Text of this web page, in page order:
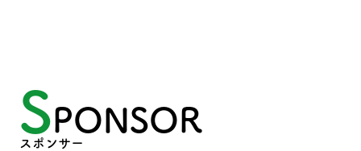
SPONSOR
スポンサー